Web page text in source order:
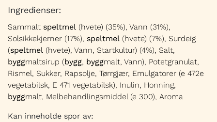
Ingredienser:
Sammalt speltmel (hvete) (35%), Vann (31%),
Solsikkekjerner (17%), speltmel (hvete) (7%), Surdeig
(speltmel (hvete), Vann, Startkultur) (4%), Salt,
byggmaltsirup (bygg, byggmalt, Vann), Potetgranulat,
Rismel, Sukker, Rapsolje, Tørrgjær, Emulgatorer (e 472e
vegetabilsk, E 471 vegetabilsk), Inulin, Honning,
byggmalt, Melbehandlingsmiddel (e 300), Aroma
Kan inneholde spor av: